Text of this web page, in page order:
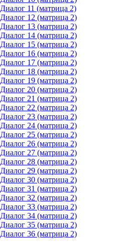
Диалог 11 (матрица 2)
Диалог 12 (матрица 2)
Диалог 13 (матрица 2)
Диалог 14 (матрица 2)
Диалог 15 (матрица 2)
Диалог 16 (матрица 2)
Диалог 17 (матрица 2)
Диалог 18 (матрица 2)
Диалог 19 (матрица 2)
Диалог 20 (матрица 2)
Диалог 21 (матрица 2)
Диалог 22 (матрица 2)
Диалог 23 (матрица 2)
Диалог 24 (матрица 2)
Диалог 25 (матрица 2)
Диалог 26 (матрица 2)
Диалог 27 (матрица 2)
Диалог 28 (матрица 2)
Диалог 29 (матрица 2)
Диалог 30 (матрица 2)
Диалог 31 (матрица 2)
Диалог 32 (матрица 2)
Диалог 33 (матрица 2)
Диалог 34 (матрица 2)
Диалог 35 (матрица 2)
Диалог 36 (матрица 2)